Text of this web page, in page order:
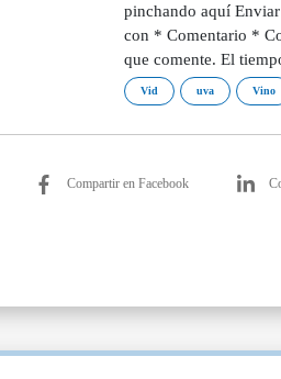
pinchando aquí
con * Comentario *
que comente. El
Vid uva Vino
Compartir en Facebook